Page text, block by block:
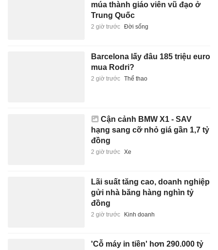
múa thành giáo viên vũ đạo ở
Trung Quốc
2 giờ trước Đời sống
Barcelona lấy đâu 185 triệu euro
mua Rodri?
2 giờ trước Thể thao
Cận cảnh BMW X1 - SAV
hạng sang cỡ nhỏ giá gần 1,7 tỷ
đồng
2 giờ trước Xe
Lãi suất tăng cao, doanh nghiệp
gửi nhà băng hàng nghìn tỷ
đồng
2 giờ trước Kinh doanh
'Cỗ máy in tiền' hơn 290.000 tỷ